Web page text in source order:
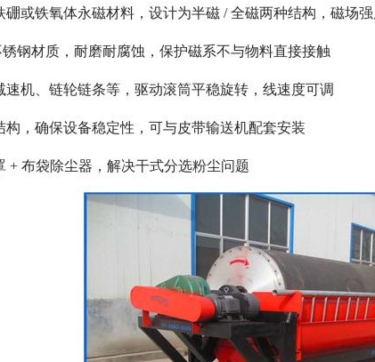
稀土永磁辊式强磁选机 RCT系
或铁氧体永磁材料，设计为半磁 / 全磁两种结构，磁场
钢材质，耐磨耐腐蚀，保护磁系不与物料直接接触
速机、链轮链条等，驱动滚筒平稳旋转，线速度可调
构，确保设备稳定性，可与皮带输送机配套安装
+ 布袋除尘器，解决干式分选粉尘问题